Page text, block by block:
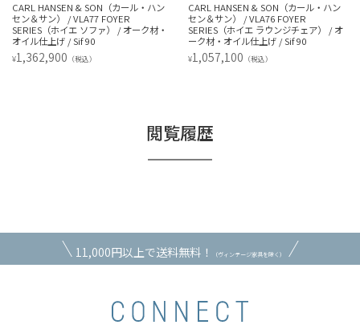
CARL HANSEN & SON（カール・ハン
セン＆サン） / VLA77 FOYER
SERIES（ホイエ ソファ） / オーク材・
オイル仕上げ / Sif 90
¥1,362,900 （税込）
CARL HANSEN & SON（カール・ハン
セン＆サン） / VLA76 FOYER
SERIES（ホイエ ラウンジチェア） / オ
ーク材・オイル仕上げ / Sif 90
¥1,057,100 （税込）
閲覧履歴
11,000円以上で送料無料！ （ヴィンテージ家具を除く）